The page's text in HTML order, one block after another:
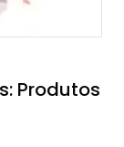
Produtos